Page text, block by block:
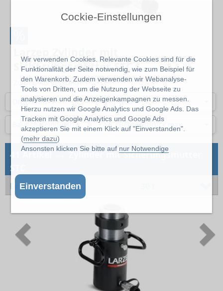
Cockie-Einstellungen
Wir verwenden Cookies. Relevante Cookies sind für die
Funktionalität der Seite notwendig, wie zum Beispiel für
den Warenkorb. Zudem verwenden wir Webanalyse-
Tools von Dritten, um die Nutzung der Webseite zu
analysieren und die Anzeigenkampagnen zu messen.
Hierzu nutzen wir Google Analytics und Google Ads. Das
Tracken mit Google Analytics und Google Ads
akzeptieren Sie mit einem Klick auf "Einverstanden".
(mehr dazu)
Ansonsten klicken Sie bitte auf nur Notwendige
Einverstanden
Sicherungsmutter STC
Zu den Abmessungen
Druckkraft Hub
Bauhöhe eingefahren Betriebsdruck max.
41 Artikel →Zylinder mit Sicherungsmutter
STC
Druckkraft